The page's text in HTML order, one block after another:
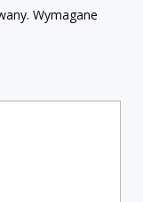
Wymagane